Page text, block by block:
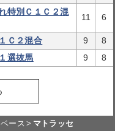
特別Ｃ１Ｃ２混
11 6
Ｃ２混合 9
8
選抜馬 9 8
ース マトラッセ